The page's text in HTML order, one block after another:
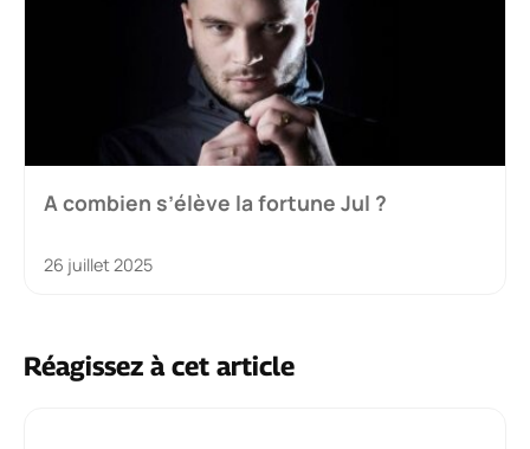
A combien s’élève la fortune Jul ?
26 juillet 2025
Réagissez à cet article